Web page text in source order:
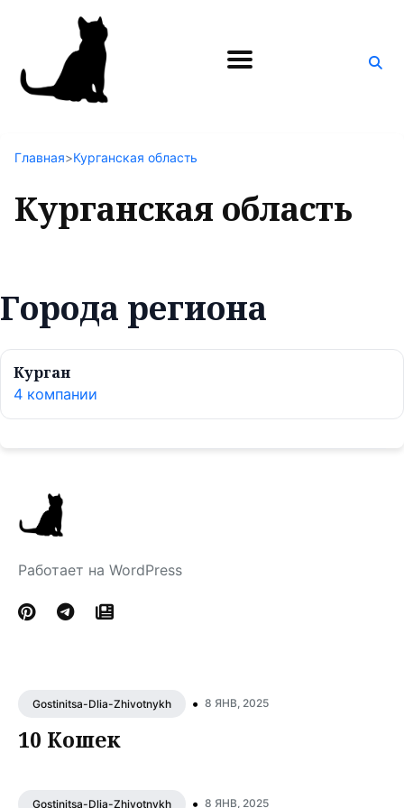
Поиск
Главная>Курганская область
Курганская область
Города региона
Курган
4 компании
Работает на WordPress
Gostinitsa-Dlia-Zhivotnykh • 8 ЯНВ, 2025
10 Кошек
Gostinitsa-Dlia-Zhivotnykh • 8 ЯНВ, 2025